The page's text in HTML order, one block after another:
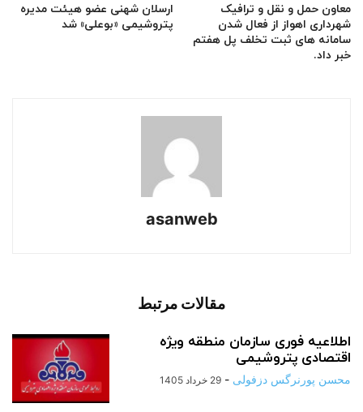
ارسلان شهنی عضو هیئت مدیره
پتروشیمی «بوعلی» شد
معاون حمل و نقل و ترافیک
شهرداری اهواز از فعال شدن
سامانه های ثبت تخلف پل هفتم
خبر داد.
asanweb
مقالات مرتبط
اطلاعیه فوری سازمان منطقه ویژه
اقتصادی پتروشیمی
محسن پورنرگس دزفولی - 29 خرداد 1405